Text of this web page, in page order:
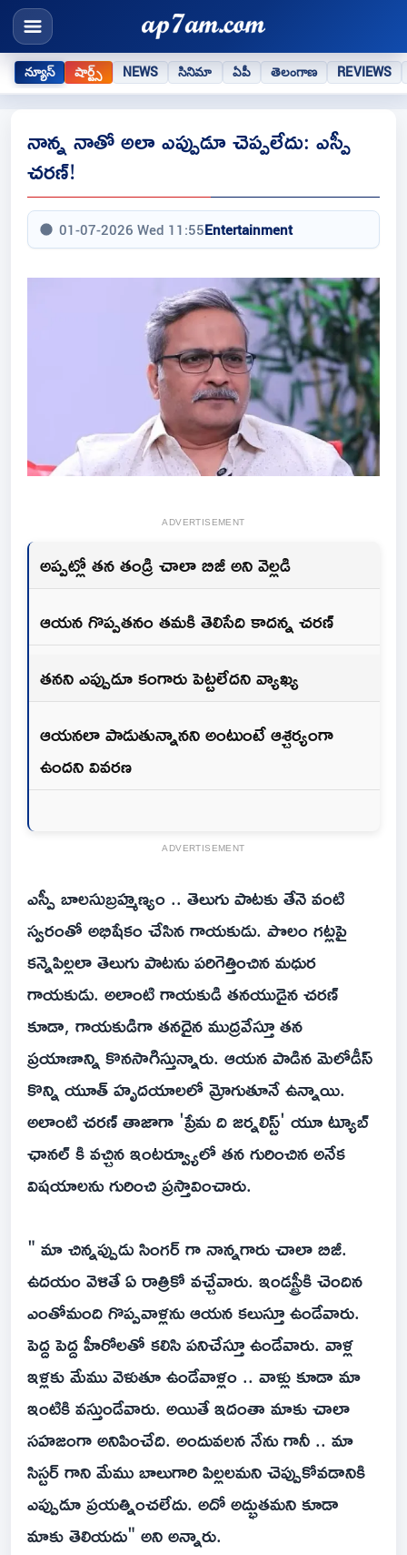
న్యూస్ షార్ట్స్ NEWS సినిమా ఏపీ తెలంగాణ REVIEWS
నాన్న నాతో అలా ఎప్పుడూ చెప్పలేదు: ఎస్పీ
చరణ్!
01-07-2026 Wed 11:55Entertainment
ADVERTISEMENT
అప్పట్లో తన తండ్రి చాలా బిజీ అని వెల్లడి
ఆయన గొప్పతనం తమకి తెలిసేది కాదన్న చరణ్
తనని ఎప్పుడూ కంగారు పెట్టలేదని వ్యాఖ్య
ఆయనలా పాడుతున్నానని అంటుంటే ఆశ్చర్యంగా
ఉందని వివరణ
ADVERTISEMENT
ఎస్పీ బాలసుబ్రహ్మణ్యం .. తెలుగు పాటకు తేనె వంటి
స్వరంతో అభిషేకం చేసిన గాయకుడు. పొలం గట్లపై
కన్నెపిల్లలా తెలుగు పాటను పరిగెత్తించిన మధుర
గాయకుడు. అలాంటి గాయకుడి తనయుడైన చరణ్
కూడా, గాయకుడిగా తనదైన ముద్రవేస్తూ తన
ప్రయాణాన్ని కొనసాగిస్తున్నారు. ఆయన పాడిన మెలోడీస్
కొన్ని యూత్ హృదయాలలో మ్రోగుతూనే ఉన్నాయి.
అలాంటి చరణ్ తాజాగా 'ప్రేమ ది జర్నలిస్ట్' యూ ట్యూబ్
ఛానల్ కి వచ్చిన ఇంటర్వ్యూలో తన గురించిన అనేక
విషయాలను గురించి ప్రస్తావించారు.
" మా చిన్నప్పుడు సింగర్ గా నాన్నగారు చాలా బిజీ.
ఉదయం వెళితే ఏ రాత్రికో వచ్చేవారు. ఇండస్ట్రీకి చెందిన
ఎంతోమంది గొప్పవాళ్లను ఆయన కలుస్తూ ఉండేవారు.
పెద్ద పెద్ద హీరోలతో కలిసి పనిచేస్తూ ఉండేవారు. వాళ్ల
ఇళ్లకు మేము వెళుతూ ఉండేవాళ్లం .. వాళ్లు కూడా మా
ఇంటికి వస్తుండేవారు. అయితే ఇదంతా మాకు చాలా
సహజంగా అనిపించేది. అందువలన నేను గానీ .. మా
సిస్టర్ గాని మేము బాలుగారి పిల్లలమని చెప్పుకోవడానికి
ఎప్పుడూ ప్రయత్నించలేదు. అదో అద్భుతమని కూడా
మాకు తెలియదు" అని అన్నారు.